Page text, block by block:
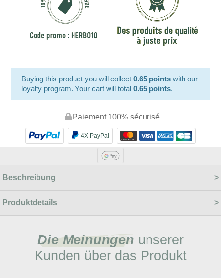
Buying this product you will collect0.65 points with our
loyalty program. Your cart will total0.65 points.
Paiement 100% sécurisé
4X PayPal
Beschreibung
Produktdetails
Die Meinungen unserer
Kunden über das Produkt